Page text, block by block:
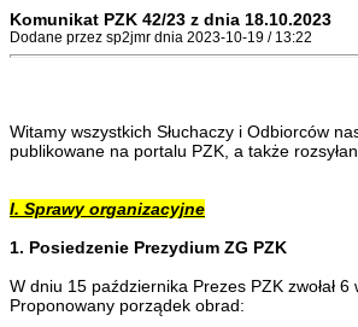
Komunikat PZK 42/23 z dnia 18.10.2023
Dodane przez sp2jmr dnia 2023-10-19 / 13:22
Witamy wszystkich Słuchaczy i Odbiorców
publikowane na portalu PZK, a także
I. Sprawy organizacyjne
1. Posiedzenie Prezydium ZG PZK
W dniu 15 października Prezes PZK zwołał
Proponowany porządek obrad: